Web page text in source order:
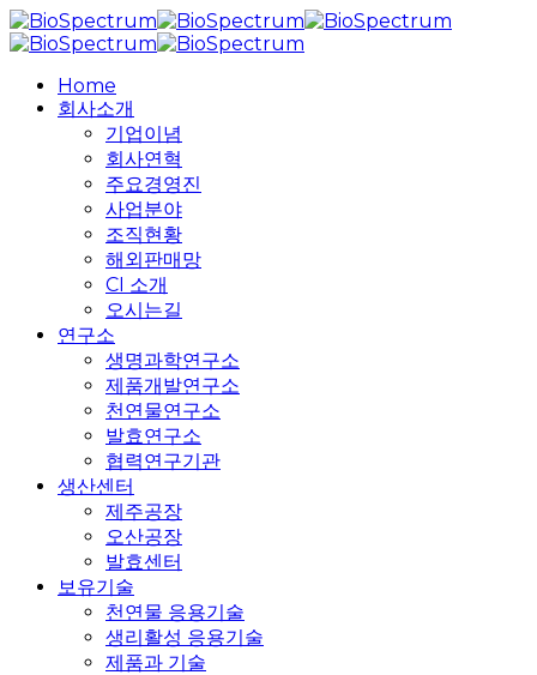
Skip
to
content
search
MenuHome
회사소개
기업이념
회사연혁
주요경영진
사업분야
조직현황
해외판매망
CI 소개
오시는길
연구소
생명과학연구소
제품개발연구소
천연물연구소
발효연구소
협력연구기관
생산센터
제주공장
오산공장
발효센터
보유기술
천연물 응용기술
생리활성 응용기술
제품과 기술